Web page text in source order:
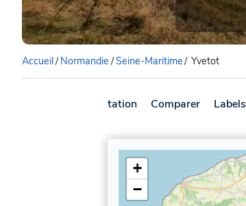
Accueil/ Normandie/Seine-Maritime/ Yvetot
Présentation Comparer Labels
+
−